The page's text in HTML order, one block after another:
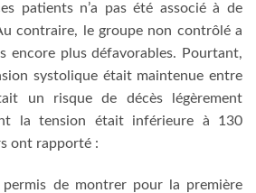
patients n’a pas été associé à de
contraire, le groupe non contrôlé a
encore plus défavorables. Pourtant,
systolique était maintenue entre
un risque de décès légèrement
la tension était inférieure à 130
ont rapporté :
permis de montrer pour la première